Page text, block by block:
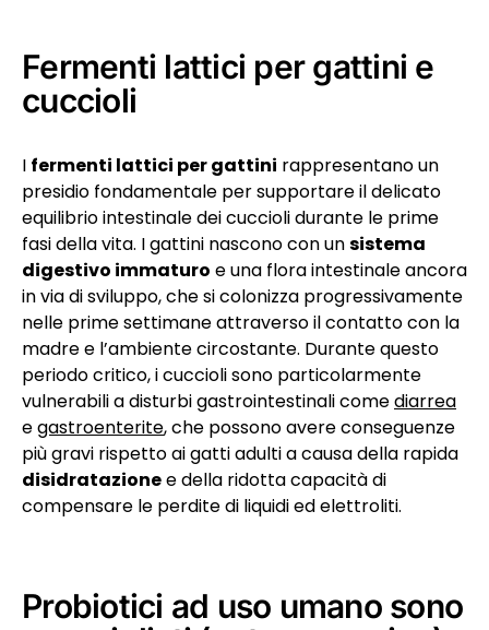
Fermenti lattici per gattini e
cuccioli
I fermenti lattici per gattini rappresentano un
presidio fondamentale per supportare il delicato
equilibrio intestinale dei cuccioli durante le prime
fasi della vita. I gattini nascono con unsistema
digestivo immaturo e una flora intestinale ancora
in via di sviluppo, che si colonizza progressivamente
nelle prime settimane attraverso il contatto con la
madre e l’ambiente circostante. Durante questo
periodo critico, i cuccioli sono particolarmente
vulnerabili a disturbi gastrointestinali comediarrea
egastroenterite, che possono avere conseguenze
più gravi rispetto ai gatti adulti a causa della rapida
disidratazionee della ridotta capacità di
compensare le perdite di liquidi ed elettroliti.
Probiotici ad uso umano sono